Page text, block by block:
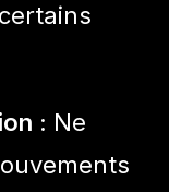
: Ne